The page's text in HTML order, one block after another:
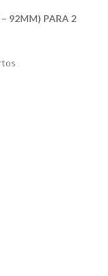
92MM) PARA 2